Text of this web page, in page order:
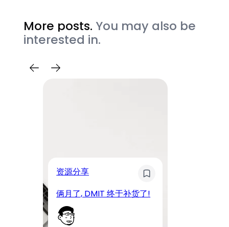
More posts. You may also be
interested in.
资源分享
俩月了, DMIT 终于补货了!